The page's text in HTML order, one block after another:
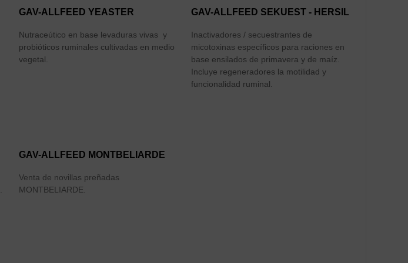
GAV-ALLFEED YEASTER
Nutraceútico en base levaduras vivas y
probióticos ruminales cultivadas en medio
vegetal.
GAV-ALLFEED SEKUEST - HERSIL
Inactivadores / secuestrantes de
micotoxinas específicos para raciones en
base ensilados de primavera y de maíz.
Incluye regeneradores la motilidad y
funcionalidad ruminal.
GAV-ALLFEED MONTBELIARDE
Venta de novillas preñadas
MONTBELIARDE.